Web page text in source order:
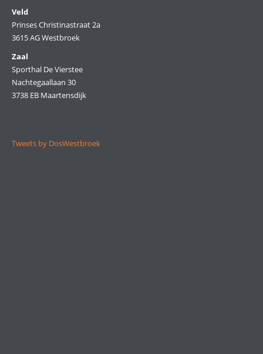
Veld
Prinses Christinastraat 2a
3615 AG Westbroek
Zaal
Sporthal De Vierstee
Nachtegaallaan 30
3738 EB Maartensdijk
Tweets by DosWestbroek